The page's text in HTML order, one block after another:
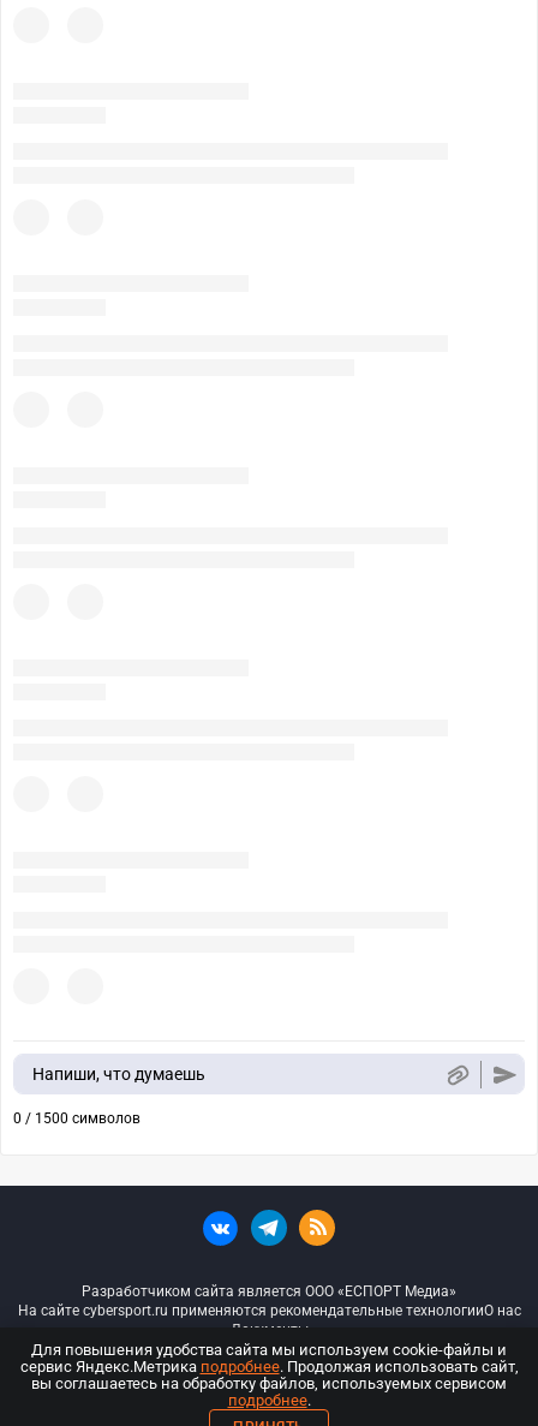
Напиши, что думаешь
0 / 1500 символов
Разработчиком сайта является ООО «ЕСПОРТ Медиа»
На сайте cybersport.ru применяются рекомендательные технологииО нас
Документы
© ООО «Киберспорт.ру» — Все права защищены
18+
Для повышения удобства сайта мы используем cookie-файлы и
сервис Яндекс.Метрика подробнее. Продолжая использовать сайт,
вы соглашаетесь на обработку файлов, используемых сервисом
подробнее.